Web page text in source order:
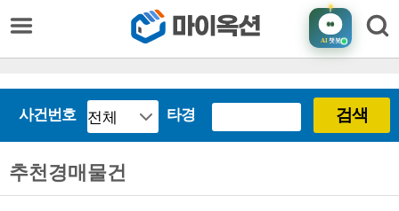
AI챗봇
사건번호 타경 검색
추천경매물건